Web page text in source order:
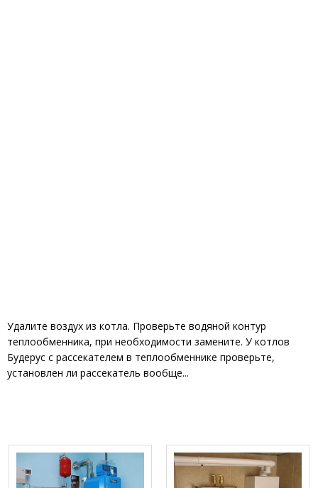
Удалите воздух из котла. Проверьте водяной контур
теплообменника, при необходимости замените. У котлов
Будерус с рассекателем в теплообменнике проверьте,
установлен ли рассекатель вообще...